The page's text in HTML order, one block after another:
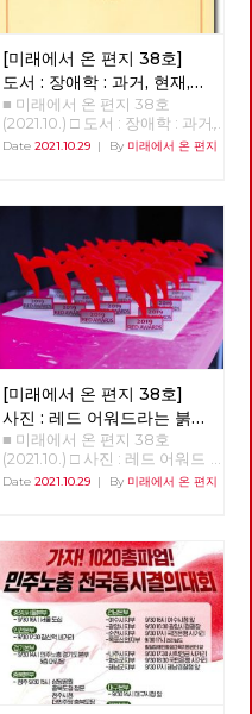
[미래에서 온 편지 38호]
도서 : 장애학 : 과거, 현재,
미래(1)
■ 미래에서 온 편지 38호
(2021.10.) □ 도서 : 장애학 : 과거,
현재, 미래 장애 해방의 화두, '장
체성을 중심으로 한 자각과 계급
적 해방에 있지 않고, 철저하게
사회사업의 “대상”중의 하나로
인식되면서 시작되었다. “요람
에서 무덤까지”라는 구호가 생
긴 2차 세계대전 후의 영국이 마
치 복지(welfare)가, 고아를 비
롯한 유가족, 전상자들, 그리고
전쟁피폐로 인한 가난까지 해결
할 요결처럼 확산되었듯이, 6.25
전쟁이 만들어 낸 문제의 해결
을, 대전이후 많은 나라들이 시
도했던 “사회사업”이라는 체계
를 이용했던 것이다. 그래서 우
던 것이며, 이 시기의 한국사회
에는 “복지”라는 개념조차 존재
하지 않았다. 한편 우리 사회의
민중들이 군사정권과 이를 토대
로 발전한 재벌에게 계급적 자각
없이 기본권의 행사마저 빼앗기
면서 암흑의 시기를 보내고 있을
때, 유럽에서는 좌파 정당이나
정치조직에 의해 사회복지를 넘
Date 2021.10.29| By 미래에서 온 편지
[미래에서 온 편지 38호]
사진 : 레드 어워드라는 붉은
선물
■ 미래에서 온 편지 38호
(2021.10.) □ 사진 : 레드 어워드
라는 붉은 선물 안보영 편집위원
Date 2021.10.29| By 미래에서 온 편지